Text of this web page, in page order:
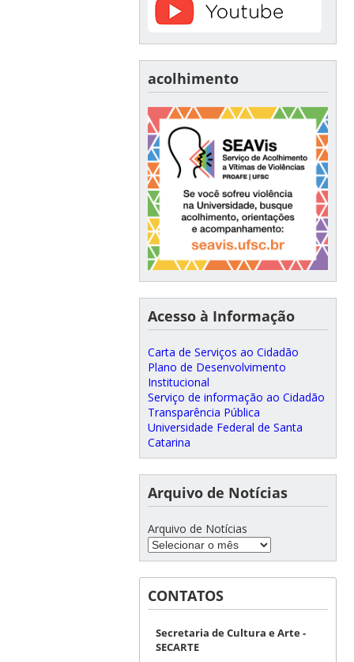
acolhimento
Acesso à Informação
Carta de Serviços ao Cidadão
Plano de Desenvolvimento
Institucional
Serviço de informação ao Cidadão
Transparência Pública
Universidade Federal de Santa
Catarina
Arquivo de Notícias
Arquivo de Notícias
CONTATOS
Secretaria de Cultura e Arte -
SECARTE